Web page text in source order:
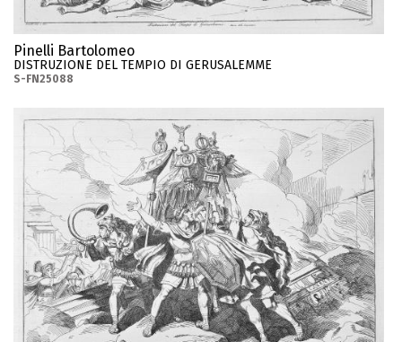
Pinelli Bartolomeo
DISTRUZIONE DEL TEMPIO DI GERUSALEMME
S-FN25088